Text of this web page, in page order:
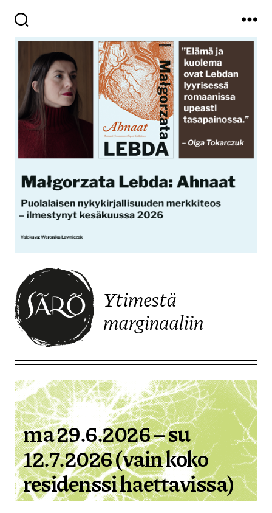
Ytimestä
marginaaliin
ma 29.6.2026 – su
12.7.2026 (vain koko
residenssi haettavissa)